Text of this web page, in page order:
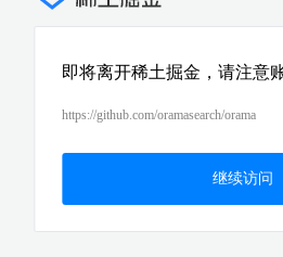
即将离开稀土掘金，请注意
https://github.com/oramasearch/orama
继续访问